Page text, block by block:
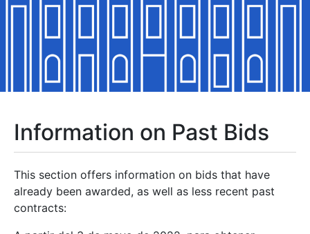
Show/Hide
Show/Hide
Show/Hide
Show/Hide
Information on Past Bids
This section offers information on bids that have
already been awarded, as well as less recent past
contracts: